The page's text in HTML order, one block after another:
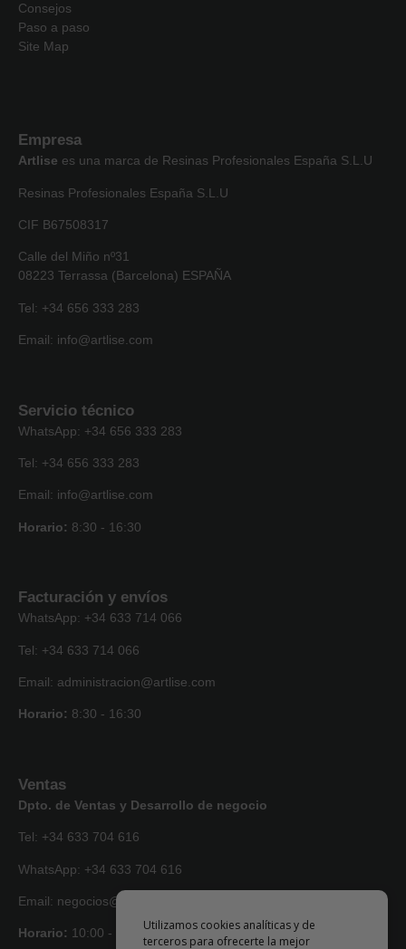
Consejos
Paso a paso
Site Map
Empresa
Artlise es una marca de Resinas Profesionales España S.L.U
Resinas Profesionales España S.L.U
CIF B67508317
Calle del Miño nº31
08223 Terrassa (Barcelona) ESPAÑA
Tel: +34 656 333 283
Email: info@artlise.com
Servicio técnico
WhatsApp: +34 656 333 283
Tel: +34 656 333 283
Email: info@artlise.com
Horario: 8:30 - 16:30
Facturación y envíos
WhatsApp: +34 633 714 066
Tel: +34 633 714 066
Email: administracion@artlise.com
Horario: 8:30 - 16:30
Ventas
Dpto. de Ventas y Desarrollo de negocio
Tel: +34 633 704 616
WhatsApp: +34 633 704 616
Email: negocios@artlise.com
Horario: 10:00 - 18:00
Utilizamos cookies analíticas y de
terceros para ofrecerte la mejor